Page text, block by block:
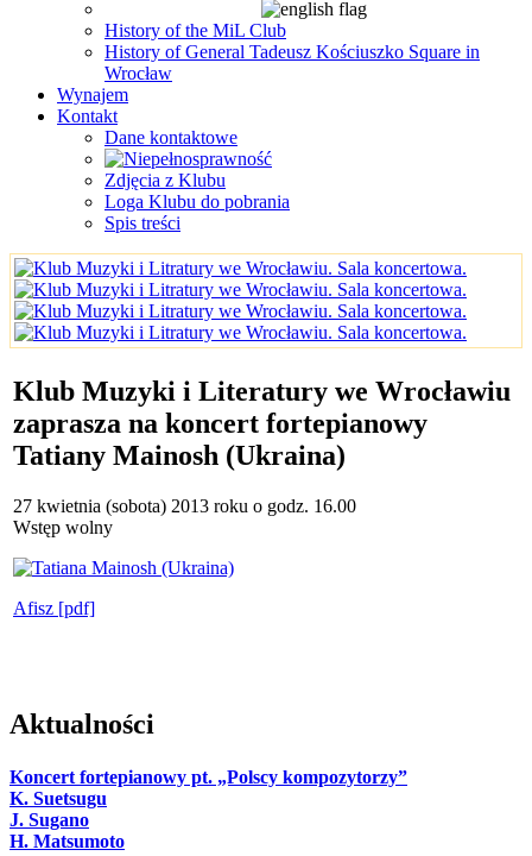
History of the MiL Club
History of General Tadeusz Kościuszko Square in
Wrocław
Wynajem
Kontakt
Dane kontaktowe
Zdjęcia z Klubu
Loga Klubu do pobrania
Spis treści
Klub Muzyki i Literatury we Wrocławiu
zaprasza na koncert fortepianowy
Tatiany Mainosh (Ukraina)
27 kwietnia (sobota) 2013 roku o godz. 16.00
Wstęp wolny
Afisz [pdf]
Aktualności
Koncert fortepianowy pt. „Polscy kompozytorzy”
K. Suetsugu
J. Sugano
H. Matsumoto